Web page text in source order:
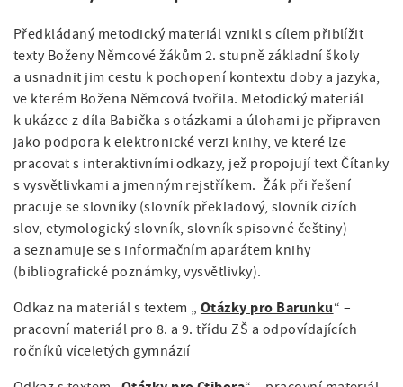
Předkládaný metodický materiál vznikl s cílem přiblížit
texty Boženy Němcové žákům 2. stupně základní školy
a usnadnit jim cestu k pochopení kontextu doby a jazyka,
ve kterém Božena Němcová tvořila. Metodický materiál
k ukázce z díla Babička s otázkami a úlohami je připraven
jako podpora k elektronické verzi knihy, ve které lze
pracovat s interaktivními odkazy, jež propojují text Čítanky
s vysvětlivkami a jmenným rejstříkem. Žák při řešení
pracuje se slovníky (slovník překladový, slovník cizích
slov, etymologický slovník, slovník spisovné češtiny)
a seznamuje se s informačním aparátem knihy
(bibliografické poznámky, vysvětlivky).
Odkaz na materiál s textem „ Otázky pro Barunku“ –
pracovní materiál pro 8. a 9. třídu ZŠ a odpovídajících
ročníků víceletých gymnázií